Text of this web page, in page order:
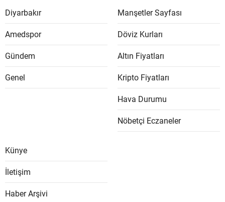
Diyarbakır
Amedspor
Gündem
Genel
Manşetler Sayfası
Döviz Kurları
Altın Fiyatları
Kripto Fiyatları
Hava Durumu
Nöbetçi Eczaneler
Künye
İletişim
Haber Arşivi